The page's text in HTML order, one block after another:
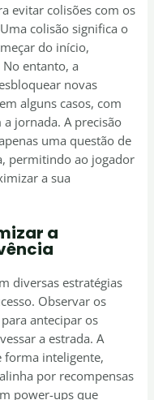
evitar colisões com os
colisão significa o
do início,
entanto, a
novas
alguns casos, com
jornada. A precisão
uma questão de
permitindo ao jogador
a sua
a
diversas estratégias
Observar os
antecipar os
a estrada. A
forma inteligente,
por recompensas
power-ups que